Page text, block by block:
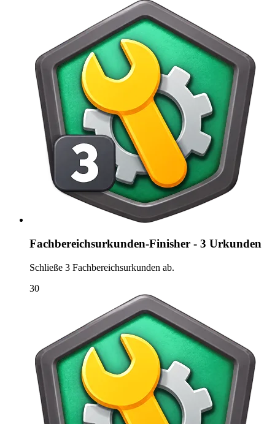
Fachbereichsurkunden-Finisher - 3 Urkunden
Schließe 3 Fachbereichsurkunden ab.
30